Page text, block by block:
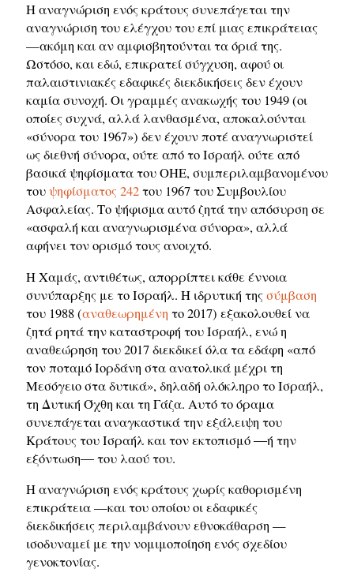
Η αναγνώριση ενός κράτους συνεπάγεται την
αναγνώριση του ελέγχου του επί μιας επικράτειας
—ακόμη και αν αμφισβητούνται τα όριά της.
Ωστόσο, και εδώ, επικρατεί σύγχυση, αφού οι
παλαιστινιακές εδαφικές διεκδικήσεις δεν έχουν
καμία συνοχή. Οι γραμμές ανακωχής του 1949 (οι
οποίες συχνά, αλλά λανθασμένα, αποκαλούνται
«σύνορα του 1967») δεν έχουν ποτέ αναγνωριστεί
ως διεθνή σύνορα, ούτε από το Ισραήλ ούτε από
βασικά ψηφίσματα του ΟΗΕ, συμπεριλαμβανομένου
τουψηφίσματος 242του 1967 του Συμβουλίου
Ασφαλείας. Το ψήφισμα αυτό ζητά την απόσυρση σε
«ασφαλή και αναγνωρισμένα σύνορα», αλλά
αφήνει τον ορισμό τους ανοιχτό.
Η Χαμάς, αντιθέτως, απορρίπτει κάθε έννοια
συνύπαρξης με το Ισραήλ. Η ιδρυτική τηςσύμβαση
του 1988 (αναθεωρημένη το 2017) εξακολουθεί να
ζητά ρητά την καταστροφή του Ισραήλ, ενώ η
αναθεώρηση του 2017 διεκδικεί όλα τα εδάφη «από
τον ποταμό Ιορδάνη στα ανατολικά μέχρι τη
Μεσόγειο στα δυτικά», δηλαδή ολόκληρο το Ισραήλ,
τη Δυτική Όχθη και τη Γάζα. Αυτό το όραμα
συνεπάγεται αναγκαστικά την εξάλειψη του
Κράτους του Ισραήλ και τον εκτοπισμό ―ή την
εξόντωση― του λαού του.
Η αναγνώριση ενός κράτους χωρίς καθορισμένη
επικράτεια —και του οποίου οι εδαφικές
διεκδικήσεις περιλαμβάνουν εθνοκάθαρση —
ισοδυναμεί με την νομιμοποίηση ενός σχεδίου
γενοκτονίας.